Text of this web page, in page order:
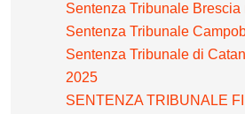
Sentenza Tribunale Brescia
Sentenza Tribunale
Sentenza Tribunale di
2025
SENTENZA TRIBUNALE